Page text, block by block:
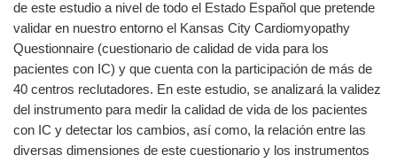
de este estudio a nivel de todo el Estado Español que pretende
validar en nuestro entorno el Kansas City Cardiomyopathy
Questionnaire (cuestionario de calidad de vida para los
pacientes con IC) y que cuenta con la participación de más de
40 centros reclutadores. En este estudio, se analizará la validez
del instrumento para medir la calidad de vida de los pacientes
con IC y detectar los cambios, así como, la relación entre las
diversas dimensiones de este cuestionario y los instrumentos